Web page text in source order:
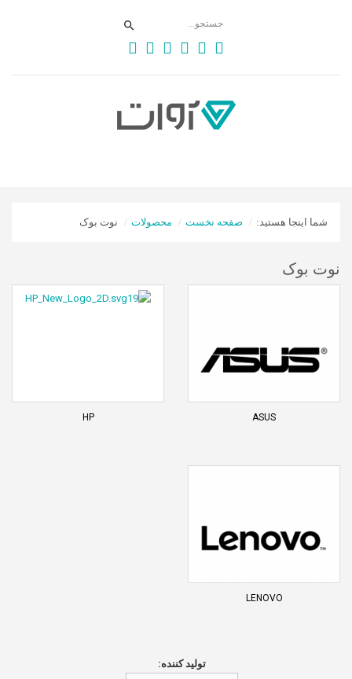
شما اینجا هستید: صفحه نخست محصولات نوت بوک
نوت بوک
ASUS
HP
LENOVO
تولید کننده: